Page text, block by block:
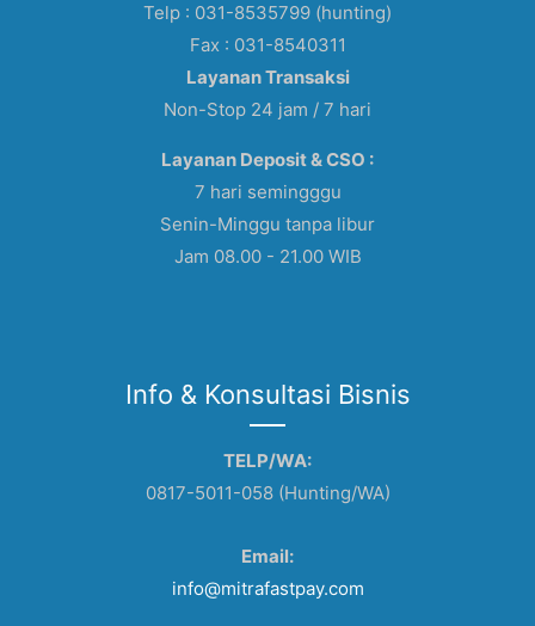
Telp : 031-8535799 (hunting)
Fax : 031-8540311
Layanan Transaksi
Non-Stop 24 jam / 7 hari
Layanan Deposit & CSO :
7 hari semingggu
Senin-Minggu tanpa libur
Jam 08.00 - 21.00 WIB
Info & Konsultasi Bisnis
TELP/WA:
0817-5011-058 (Hunting/WA)
Email:
info@mitrafastpay.com